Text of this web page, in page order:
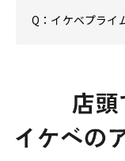
Q：イケベプライ